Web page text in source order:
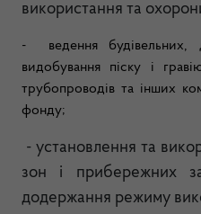
використання та
- ведення будівельних,
видобування піску і
трубопроводів та інших
фонду;
- установлення та
зон і прибережних
додержання режиму